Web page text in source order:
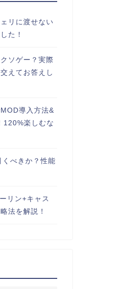
リに渡せない
た！
ソゲー？実際
えてお答えし
導入方法&
120%楽しむな
くべきか？性能
リン+キャス
法を解説！